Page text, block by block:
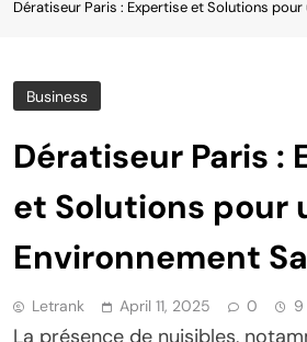
Dératiseur Paris : Expertise et Solutions pour
Business
Dératiseur Paris :
et Solutions pour
Environnement
Letrank April 11, 2025 0 9
La présence de nuisibles,